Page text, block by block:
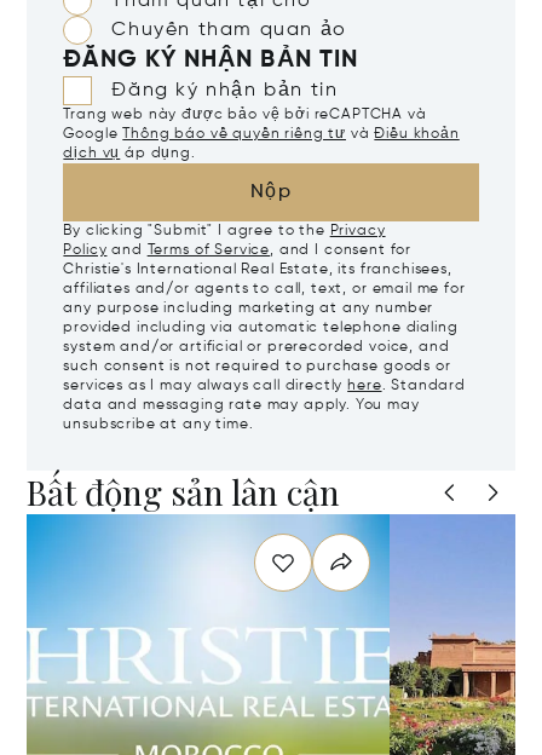
Chuyến tham quan ảo
ĐĂNG KÝ NHẬN BẢN TIN
Đăng ký nhận bản tin
Trang web này được bảo vệ bởi reCAPTCHA và
Google
Thông báo về quyền riêng tư vàĐiều khoản
dịch vụ áp dụng.
Nộp
By clicking "Submit" I agree to the Privacy
Policy and Terms of Service, and I consent for
Christie's International Real Estate, its franchisees,
affiliates and/or agents to call, text, or email me for
any purpose including marketing at any number
provided including via automatic telephone dialing
system and/or artificial or prerecorded voice, and
such consent is not required to purchase goods or
services as I may always call directly here. Standard
data and messaging rate may apply. You may
unsubscribe at any time.
Bất động sản lân cận